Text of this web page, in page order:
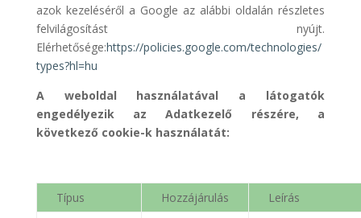
azok kezeléséről a Google az alábbi oldalán részletes
felvilágosítást nyújt.
Elérhetősége:https://policies.google.com/technologies/
types?hl=hu
A weboldal használatával a látogatók
engedélyezik az Adatkezelő részére, a
következő cookie-k használatát:
Típus Hozzájárulás
Leírás